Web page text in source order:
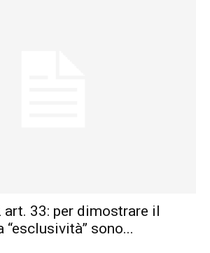
art. 33: per dimostrare il
sono...